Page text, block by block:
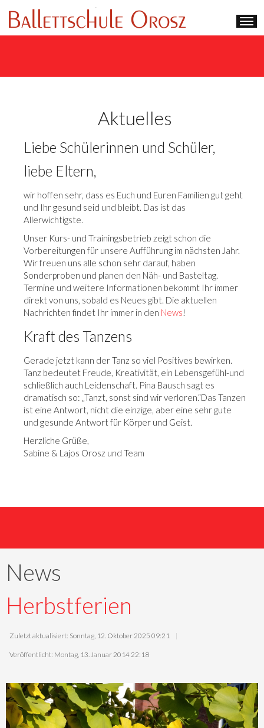
Aktuelles
Liebe Schülerinnen und Schüler,
liebe Eltern,
wir hoffen sehr, dass es Euch und Euren Familien gut geht
und Ihr gesund seid und bleibt. Das ist das
Allerwichtigste.
Unser Kurs- und Trainingsbetrieb zeigt schon die
Vorbereitungen für unsere Aufführung im nächsten Jahr.
Wir freuen uns alle schon sehr darauf, haben
Sonderproben und planen den Näh- und Basteltag.
Termine und weitere Informationen bekommt Ihr immer
direkt von uns, sobald es Neues gibt. Die aktuellen
Nachrichten findet Ihr immer in den News!
Kraft des Tanzens
Gerade jetzt kann der Tanz so viel Positives bewirken.
Tanz bedeutet Freude, Kreativität, ein Lebensgefühl-und
schließlich auch Leidenschaft. Pina Bausch sagt es
dramatisch so: „Tanzt, sonst sind wir verloren.“Das Tanzen
ist eine Antwort, nicht die einzige, aber eine sehr gute
und gesunde Antwort für Körper und Geist.
Herzliche Grüße,
Sabine & Lajos Orosz und Team
News
Herbstferien
Zuletzt aktualisiert: Sonntag, 12. Oktober 2025 09:21
Veröffentlicht: Montag, 13. Januar 2014 22:18